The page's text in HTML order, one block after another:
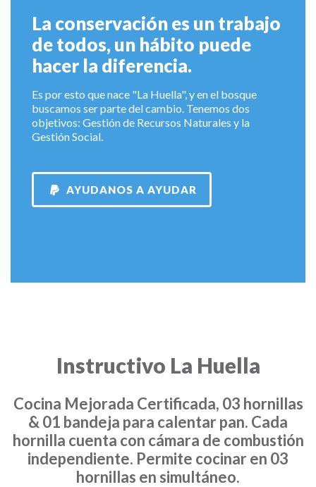
La conservación es un trabajo
de todos, un hábito puede
hacer la diferencia.
Es por esto que nace "La Huella", y en el bosque
buscamos ser parte del cambio. Tenemos dos
objetivos: Gestión de Recursos Naturales y la
Gestión Social.
AYUDANOS A AYUDAR
Instructivo La Huella
Cocina Mejorada Certificada, 03 hornillas
& 01 bandeja para calentar pan. Cada
hornilla cuenta con cámara de combustión
independiente. Permite cocinar en 03
hornillas en simultáneo.